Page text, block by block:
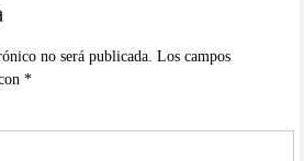
no será publicada. Los campos
*